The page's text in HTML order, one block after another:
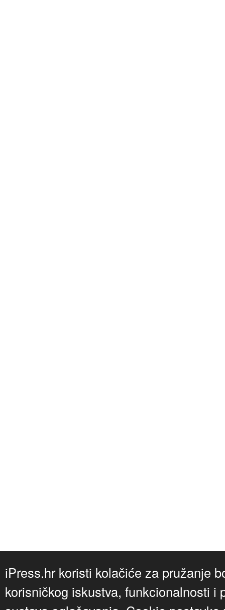
iPress.hr koristi kolačiće za pružanje
korisničkog iskustva, funkcionalnosti i